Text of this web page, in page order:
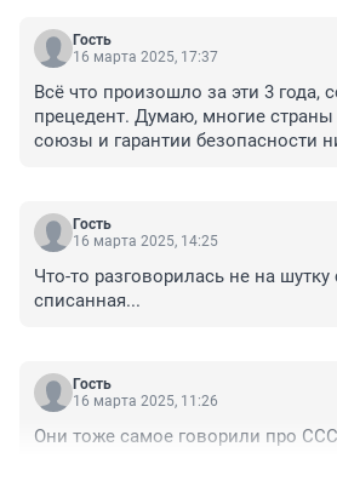
Гость
16 марта 2025, 17:37
Всё что произошло за эти 3 года,
прецедент. Думаю, многие
союзы и гарантии безопасности
ближайшие 5 лет точно получит.
Гость
16 марта 2025, 14:25
Что-то разговорилась не на шутку
списанная...
Гость
16 марта 2025, 11:26
Они тоже самое говорили про